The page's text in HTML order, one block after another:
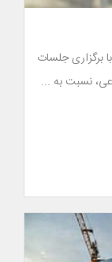
برگزاری جلسات
نسبت به ...